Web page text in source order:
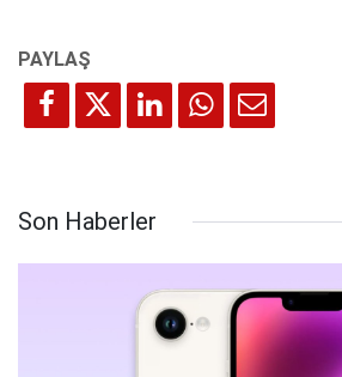
Son Haberler